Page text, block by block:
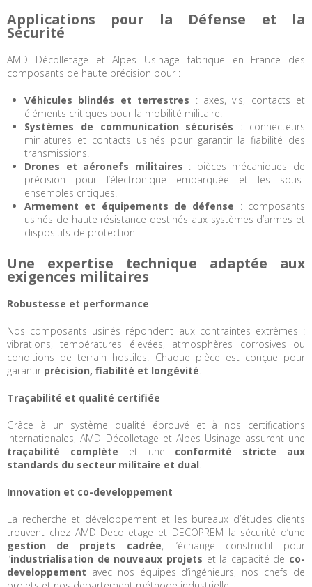
Applications pour la Défense et la
Sécurité
AMD Décolletage et Alpes Usinage fabrique en France des
composants de haute précision pour :
Véhicules blindés et terrestres : axes, vis, contacts et
éléments critiques pour la mobilité militaire.
Systèmes de communication sécurisés : connecteurs
miniatures et contacts usinés pour garantir la fiabilité des
transmissions.
Drones et aéronefs militaires : pièces mécaniques de
précision pour l’électronique embarquée et les sous-
ensembles critiques.
Armement et équipements de défense : composants
usinés de haute résistance destinés aux systèmes d’armes et
dispositifs de protection.
Une expertise technique adaptée aux
exigences militaires
Robustesse et performance
Nos composants usinés répondent aux contraintes extrêmes :
vibrations, températures élevées, atmosphères corrosives ou
conditions de terrain hostiles. Chaque pièce est conçue pour
garantir précision, fiabilité et longévité.
Traçabilité et qualité certifiée
Grâce à un système qualité éprouvé et à nos certifications
internationales, AMD Décolletage et Alpes Usinage assurent une
traçabilité complète et une conformité stricte aux
standards du secteur militaire et dual.
Innovation et co-developpement
La recherche et développement et les bureaux d’études clients
trouvent chez AMD Decolletage et DECOPREM la sécurité d’une
gestion de projets cadrée, l’échange constructif pour
l’industrialisation de nouveaux projets et la capacité de co-
developpement avec nos équipes d’ingénieurs, nos chefs de